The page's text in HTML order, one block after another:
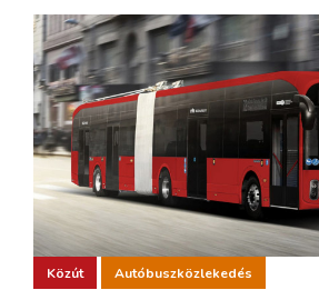
Közút Autóbuszközlekedés